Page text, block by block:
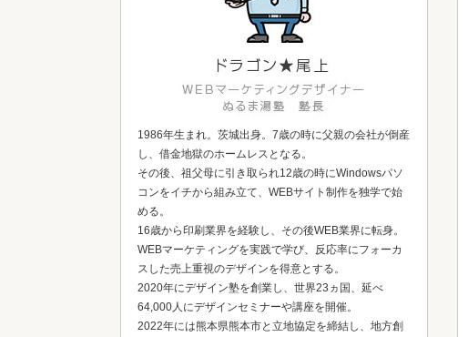
1986年生まれ。茨城出身。7歳の時に父親の会社が倒産
し、借金地獄のホームレスとなる。
その後、祖父母に引き取られ12歳の時にWindowsパソ
コンをイチから組み立て、WEBサイト制作を独学で始
める。
16歳から印刷業界を経験し、その後WEB業界に転身。
WEBマーケティングを実践で学び、反応率にフォーカ
スした売上重視のデザインを得意とする。
2020年にデザイン塾を創業し、世界23ヵ国、延べ
64,000人にデザインセミナーや講座を開催。
2022年には熊本県熊本市と立地協定を締結し、地方創